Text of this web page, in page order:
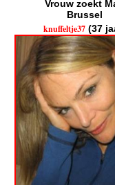
Vrouw zoekt
Brussel
knuffeltje37 (37